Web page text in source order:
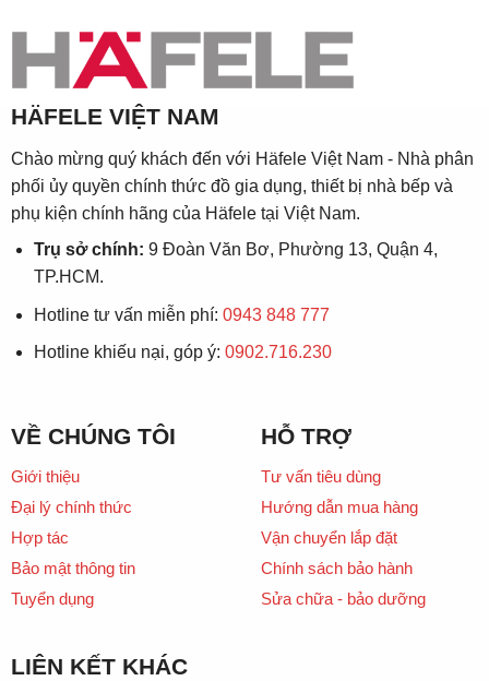
HÄFELE VIỆT NAM
Chào mừng quý khách đến với Häfele Việt Nam - Nhà phân
phối ủy quyền chính thức đồ gia dụng, thiết bị nhà bếp và
phụ kiện chính hãng của Häfele tại Việt Nam.
Trụ sở chính: 9 Đoàn Văn Bơ, Phường 13, Quận 4,
TP.HCM.
Hotline tư vấn miễn phí: 0943 848 777
Hotline khiếu nại, góp ý: 0902.716.230
VỀ CHÚNG TÔI
Giới thiệu
Đại lý chính thức
Hợp tác
Bảo mật thông tin
Tuyển dụng
HỖ TRỢ
Tư vấn tiêu dùng
Hướng dẫn mua hàng
Vận chuyển lắp đặt
Chính sách bảo hành
Sửa chữa - bảo dưỡng
LIÊN KẾT KHÁC